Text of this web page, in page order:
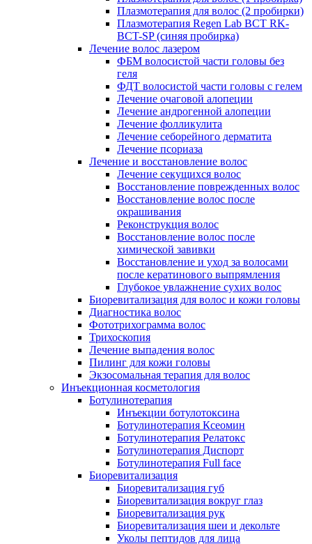
Плазмотерапия для волос (2 пробирки)
Плазмотерапия Regen Lab BCT RK-
BCT-SP (синяя пробирка)
Лечение волос лазером
ФБМ волосистой части головы без
геля
ФДТ волосистой части головы с гелем
Лечение очаговой алопеции
Лечение андрогенной алопеции
Лечение фолликулита
Лечение себорейного дерматита
Лечение псориаза
Лечение и восстановление волос
Лечение секущихся волос
Восстановление поврежденных волос
Восстановление волос после
окрашивания
Реконструкция волос
Восстановление волос после
химической завивки
Восстановление и уход за волосами
после кератинового выпрямления
Глубокое увлажнение сухих волос
Биоревитализация для волос и кожи головы
Диагностика волос
Фототрихограмма волос
Трихоскопия
Лечение выпадения волос
Пилинг для кожи головы
Экзосомальная терапия для волос
Инъекционная косметология
Ботулинотерапия
Инъекции ботулотоксина
Ботулинотерапия Ксеомин
Ботулинотерапия Релатокс
Ботулинотерапия Диспорт
Ботулинотерапия Full face
Биоревитализация
Биоревитализация губ
Биоревитализация вокруг глаз
Биоревитализация рук
Биоревитализация шеи и декольте
Уколы пептидов для лица